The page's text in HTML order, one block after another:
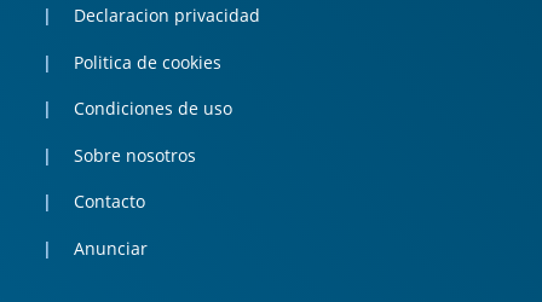
Declaracion privacidad
Politica de cookies
Condiciones de uso
Sobre nosotros
Contacto
Anunciar